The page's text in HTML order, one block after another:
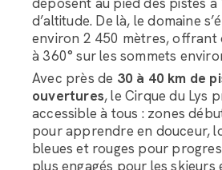
d’altitude. De là, le domaine
environ 2 450 mètres, offrant
à 360° sur les sommets
Avec près de 30 à 40 km de
ouvertures, le Cirque du Lys
accessible à tous : zones
pour apprendre en douceur,
bleues et rouges pour
plus engagés pour les skieurs